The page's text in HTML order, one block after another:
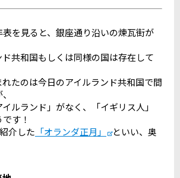
を見ると、銀座通り沿いの煉瓦街が
共和国もしくは同様の国は存在して
たのは今日のアイルランド共和国で間
ルランド」がなく、「イギリス人」
す！
介した 「オランダ正月」
といい、奥